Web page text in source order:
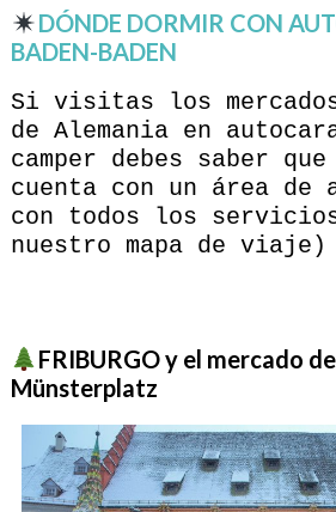
DÓNDE DORMIR CON
BADEN-BADEN
Si visitas los
de Alemania en
camper debes saber que
cuenta con un área de
con todos los
nuestro mapa de viaje)
FRIBURGO y el mercado
Münsterplatz